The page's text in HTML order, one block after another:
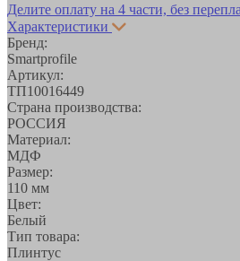
Делите оплату на 4 части, без
Характеристики
Бренд:
Smartprofile
Артикул:
ТП10016449
Страна производства:
РОССИЯ
Материал:
МДФ
Размер:
110 мм
Цвет:
Белый
Тип товара:
Плинтус